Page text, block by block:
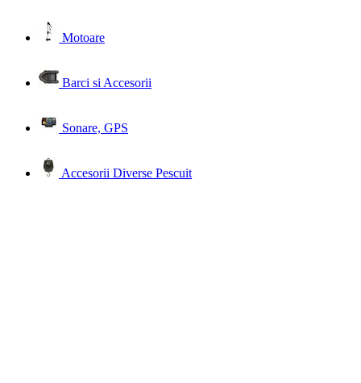
Motoare
Barci si Accesorii
Sonare, GPS
Accesorii Diverse Pescuit